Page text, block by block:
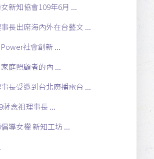
新知協會109年6月 ...
長出席海內外在台藝文 ...
Power社會創新 ...
庭照顧者的內 ...
長受邀到台北廣播電台 ...
蔣念祖理事長 ...
導女權 新知工坊 ...